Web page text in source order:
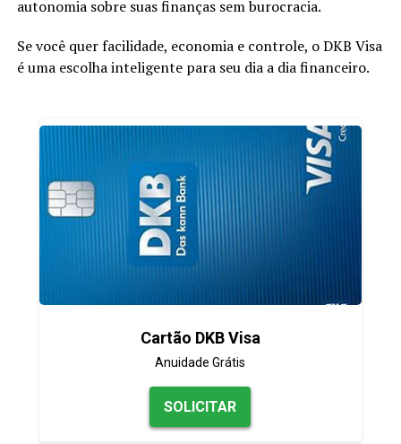
autonomia sobre suas finanças sem burocracia.
Se você quer facilidade, economia e controle, o DKB Visa
é uma escolha inteligente para seu dia a dia financeiro.
Cartão DKB Visa
Anuidade Grátis
SOLICITAR